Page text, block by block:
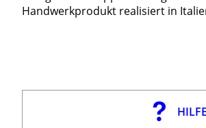
Handwerkprodukt realisiert in